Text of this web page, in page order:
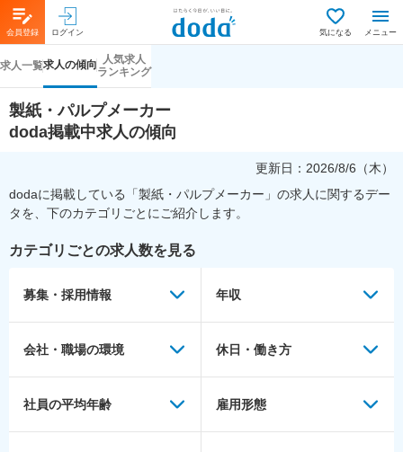
会員登録 ログイン 気になる メニュー
求人一覧求人の傾向 人気求人
ランキング
製紙・パルプメーカー
doda掲載中求人の傾向
更新日： 2026/8/6（木）
dodaに掲載している「製紙・パルプメーカー 」の求人に関するデー
タを、下のカテゴリごとにご紹介します。
カテゴリごとの求人数を見る
募集・採用情報 年収
会社・職場の環境 休日・働き方
社員の平均年齢 雇用形態